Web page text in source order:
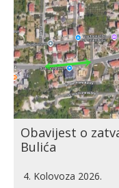
Obavijest o
Bulića
4. Kolovoza 2026.